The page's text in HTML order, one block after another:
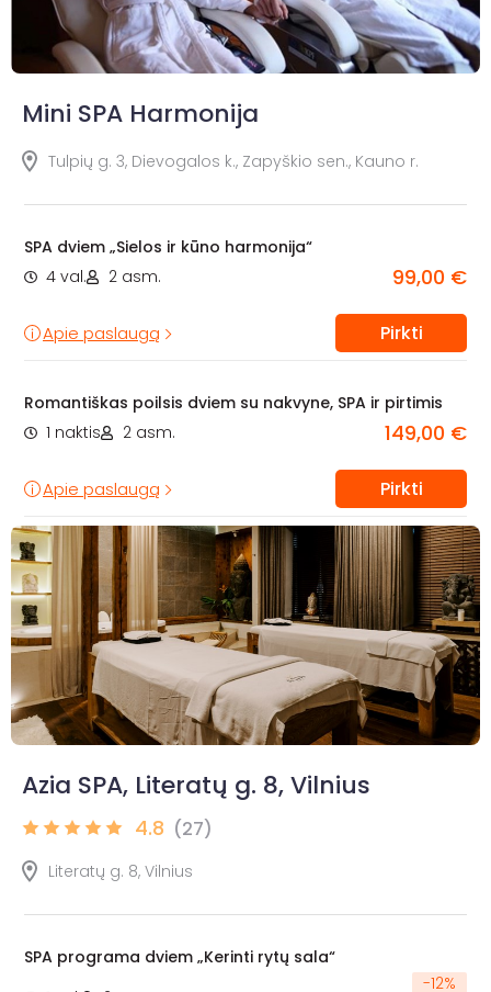
Mini SPA Harmonija
Tulpių g. 3, Dievogalos k., Zapyškio sen., Kauno r.
SPA dviem „Sielos ir kūno harmonija“
4 val.
2 asm. 99,00 €
Apie paslaugą Pirkti
Romantiškas poilsis dviem su nakvyne, SPA ir pirtimis
1 naktis
2 asm. 149,00 €
Apie paslaugą Pirkti
Azia SPA, Literatų g. 8, Vilnius
4.8 (27)
Literatų g. 8, Vilnius
SPA programa dviem „Kerinti rytų sala“
-12%